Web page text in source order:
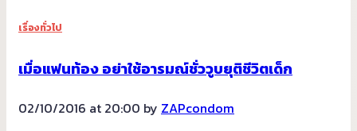
เรื่องทั่วไป
เมื่อแฟนท้อง อย่าใช้อารมณ์ชั่ววูบยุติชีวิตเด็ก
02/10/2016 at 20:00 by ZAPcondom